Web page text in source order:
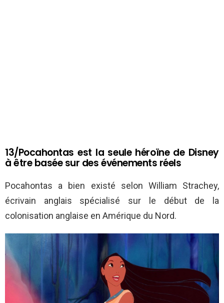
13/Pocahontas est la seule héroïne de Disney
à être basée sur des événements réels
Pocahontas a bien existé selon William Strachey,
écrivain anglais spécialisé sur le début de la
colonisation anglaise en Amérique du Nord.